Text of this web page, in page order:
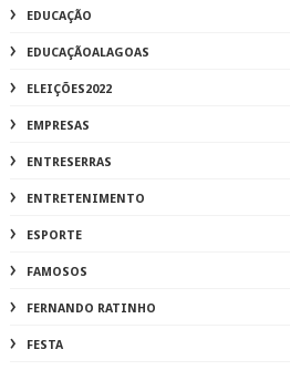
EDUCAÇÃO
EDUCAÇÃOALAGOAS
ELEIÇÕES2022
EMPRESAS
ENTRESERRAS
ENTRETENIMENTO
ESPORTE
FAMOSOS
FERNANDO RATINHO
FESTA